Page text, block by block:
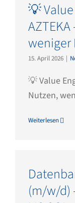
💡
weniger
15. April 2026 |
💡 Value
Nutzen,
Weiterlesen
(m/w/d)